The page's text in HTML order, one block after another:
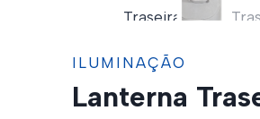
ILUMINAÇÃO
Lanterna